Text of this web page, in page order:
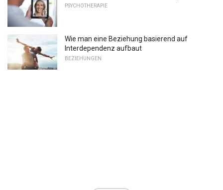
PSYCHOTHERAPIE
Wie man eine Beziehung basierend auf
Interdependenz aufbaut
BEZIEHUNGEN